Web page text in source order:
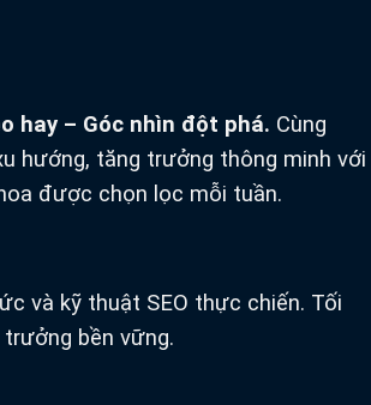
hay – Góc nhìn đột phá. Cùng
hướng, tăng trưởng thông minh với
được chọn lọc mỗi tuần.
và kỹ thuật SEO thực chiến. Tối
bền vững.